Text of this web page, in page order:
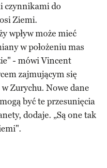
czynnikami do
Ziemi.
wpływ może mieć
w położeniu mas
- mówi Vincent
zajmującym się
Zurychu. Nowe dane
być te przesunięcia
dodaje. „Są one tak